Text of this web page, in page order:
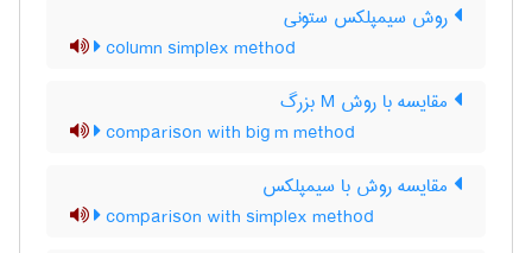
روش سیمپلکس ستونی
column simplex method
مقایسه با روش M بزرگ
comparison with big m method
مقایسه روش با سیمپلکس
comparison with simplex method